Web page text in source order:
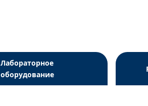
Лабораторное
оборудование